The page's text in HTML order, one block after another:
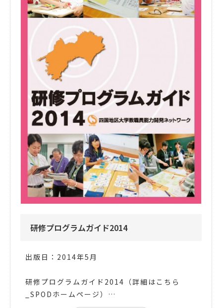
研修プログラムガイド2014
出版日：2014年5月
研修プログラムガイド2014（詳細はこちら
_SPODホームページ）…